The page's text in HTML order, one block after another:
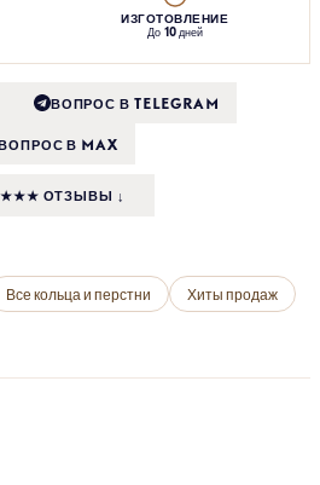
ИЗГОТОВЛЕНИЕ
До 10 дней
ВОПРОС В TELEGRAM
В MAX
ОТЗЫВЫ ↓
Все кольца и перстни
Хиты продаж